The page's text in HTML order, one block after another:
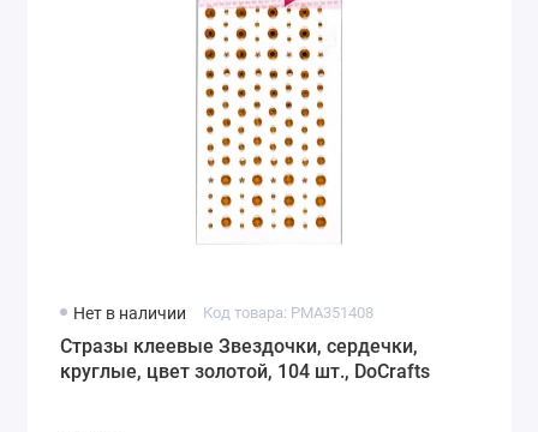
Нет в наличии Код товара: PMA351408
Стразы клеевые Звездочки, сердечки,
круглые, цвет золотой, 104 шт., DoCrafts